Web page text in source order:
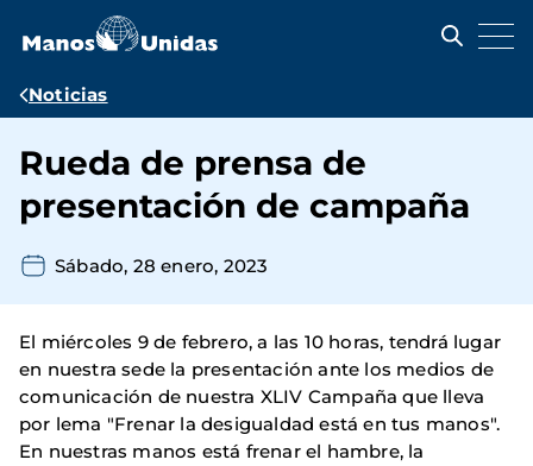
contenido
Ruta
navegación
Noticias
Rueda de prensa de
presentación de campaña
Sábado, 28 enero, 2023
El miércoles 9 de febrero, a las 10 horas, tendrá lugar
en nuestra sede la presentación ante los medios de
comunicación de nuestra XLIV Campaña que lleva
por lema "Frenar la desigualdad está en tus manos".
En nuestras manos está frenar el hambre, la